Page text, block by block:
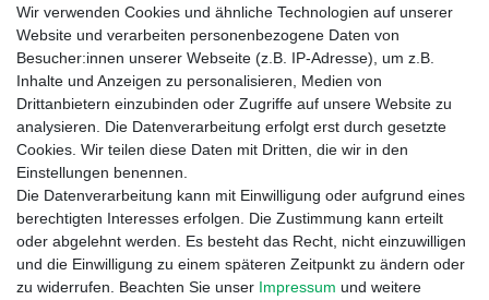
Service Hotline
+49 (0) 52 50 / 99 290 30
Montag - Freitag, 09:00 - 15:30
Informationen
Zahlung und Versand
Garantieerklärung
Info Reklamationen
Batteriegesetz
Vertrag widerrufen
Wir verwenden Cookies und ähnliche Technologien auf unserer
Website und verarbeiten personenbezogene Daten von
Besucher:innen unserer Webseite (z.B. IP-Adresse), um z.B.
Inhalte und Anzeigen zu personalisieren, Medien von
Drittanbietern einzubinden oder Zugriffe auf unsere Website zu
analysieren. Die Datenverarbeitung erfolgt erst durch gesetzte
Cookies. Wir teilen diese Daten mit Dritten, die wir in den
Einstellungen benennen.
Die Datenverarbeitung kann mit Einwilligung oder aufgrund eines
berechtigten Interesses erfolgen. Die Zustimmung kann erteilt
oder abgelehnt werden. Es besteht das Recht, nicht einzuwilligen
und die Einwilligung zu einem späteren Zeitpunkt zu ändern oder
zu widerrufen. Beachten Sie unser Impressum und weitere